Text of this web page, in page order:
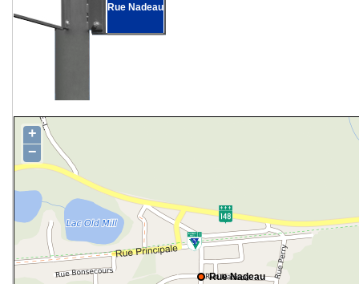
Rue Nadeau
Rue Nadeau
+
−